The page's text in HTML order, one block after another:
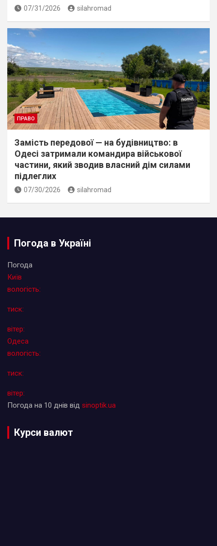
07/31/2026 silahromad
ПРАВО
Замість передової — на будівництво: в
Одесі затримали командира військової
частини, який зводив власний дім силами
підлеглих
07/30/2026 silahromad
Погода в Україні
Погода
Київ
вологість:
тиск:
вітер:
Одеса
вологість:
тиск:
вітер:
Погода на 10 днів від sinoptik.ua
Курси валют